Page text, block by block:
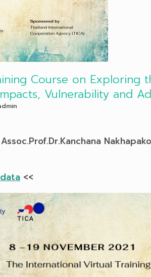
Course on Exploring
Vulnerability and
<<